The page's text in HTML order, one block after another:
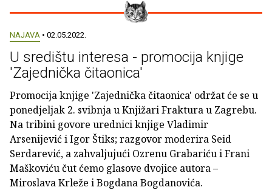
NAJAVA • 02.05.2022.
U središtu interesa - promocija knjige
'Zajednička čitaonica'
Promocija knjige 'Zajednička čitaonica' održat će se u
ponedjeljak 2. svibnja u Knjižari Fraktura u Zagrebu.
Na tribini govore urednici knjige Vladimir
Arsenijević i Igor Štiks; razgovor moderira Seid
Serdarević, a zahvaljujući Ozrenu Grabariću i Frani
Maškoviću čut ćemo glasove dvojice autora –
Miroslava Krleže i Bogdana Bogdanovića.